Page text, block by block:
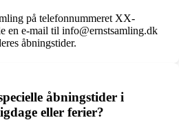
på telefonnummeret XX-
e-mail til info@ernstsamling.dk
åbningstider.
åbningstider i
eller ferier?